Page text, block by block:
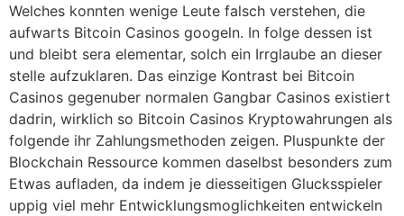
Welches konnten wenige Leute falsch verstehen, die
aufwarts Bitcoin Casinos googeln. In folge dessen ist
und bleibt sera elementar, solch ein Irrglaube an dieser
stelle aufzuklaren. Das einzige Kontrast bei Bitcoin
Casinos gegenuber normalen Gangbar Casinos existiert
dadrin, wirklich so Bitcoin Casinos Kryptowahrungen als
folgende ihr Zahlungsmethoden zeigen. Pluspunkte der
Blockchain Ressource kommen daselbst besonders zum
Etwas aufladen, da indem je diesseitigen Glucksspieler
uppig viel mehr Entwicklungsmoglichkeiten entwickeln